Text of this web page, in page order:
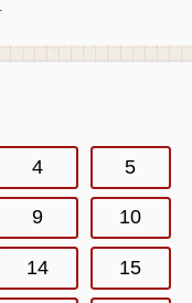
4 5
9 10
14 15